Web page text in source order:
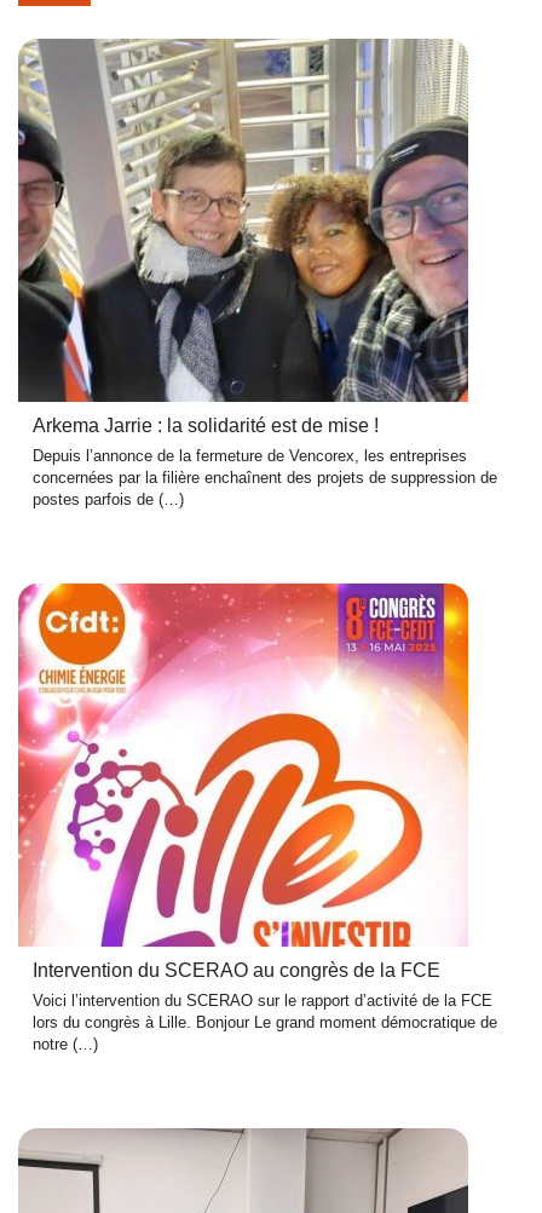
Arkema Jarrie : la solidarité est de mise !
Depuis l’annonce de la fermeture de Vencorex, les entreprises
concernées par la filière enchaînent des projets de suppression de
postes parfois de (…)
Intervention du SCERAO au congrès de la FCE
Voici l’intervention du SCERAO sur le rapport d’activité de la FCE
lors du congrès à Lille. Bonjour Le grand moment démocratique de
notre (…)